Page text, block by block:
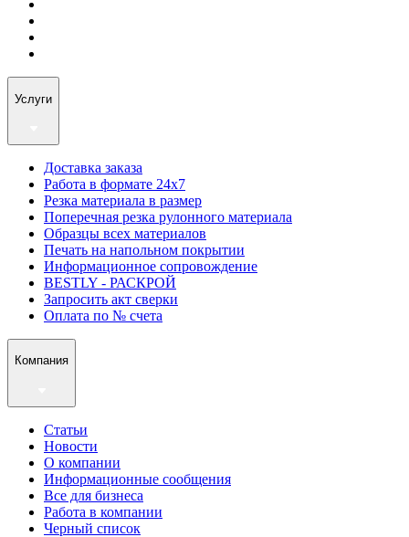
Услуги
Доставка заказа
Работа в формате 24х7
Резка материала в размер
Поперечная резка рулонного материала
Образцы всех материалов
Печать на напольном покрытии
Информационное сопровождение
BESTLY - РАСКРОЙ
Запросить акт сверки
Оплата по № счета
Компания
Статьи
Новости
О компании
Информационные сообщения
Все для бизнеса
Работа в компании
Черный список